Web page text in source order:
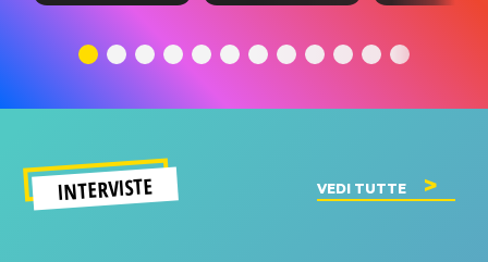
significato
del singolo
INTERVISTE VEDI TUTTE